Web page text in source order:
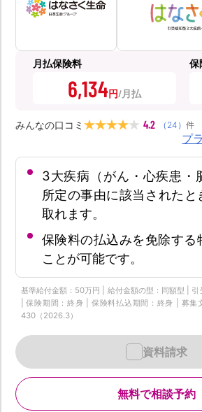
月払保険料
6,134円
保
みんなの口コミ 4.2 （ 24 ） 件
プ
3大疾病（がん・心疾患・
所定の事由に該当されたと
取れます。
保険料の払込みを免除する
ことが可能です。
基準給付金額：50万円 | 給付金額の型：同額型 | 引
| 保険期間：終身 | 保険料払込期間：終身 | 募
430（2026.3）
無料で相談予約
資料請求